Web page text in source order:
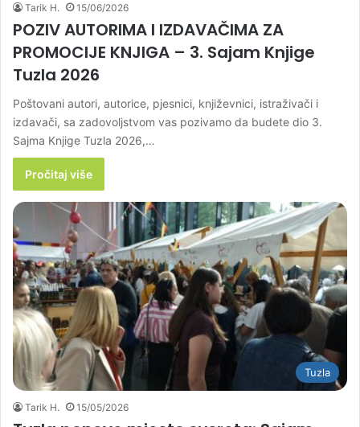
Tarik H. 15/06/2026
POZIV AUTORIMA I IZDAVAČIMA ZA
PROMOCIJE KNJIGA – 3. Sajam Knjige
Tuzla 2026
Poštovani autori, autorice, pjesnici, književnici, istraživači i
izdavači, sa zadovoljstvom vas pozivamo da budete dio 3.
Sajma Knjige Tuzla 2026,…
Pročitaj više
Tuzla
Tarik H. 15/05/2026